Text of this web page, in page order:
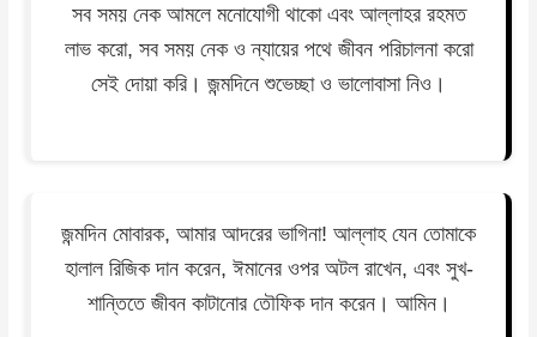
সব সময় নেক আমলে মনোযোগী থাকো এবং আল্লাহর রহমত
লাভ করো, সব সময় নেক ও ন্যায়ের পথে জীবন পরিচালনা করো
সেই দোয়া করি। জন্মদিনে শুভেচ্ছা ও ভালোবাসা নিও।
জন্মদিন মোবারক, আমার আদরের ভাগিনা! আল্লাহ যেন তোমাকে
হালাল রিজিক দান করেন, ঈমানের ওপর অটল রাখেন, এবং সুখ-
শান্তিতে জীবন কাটানোর তৌফিক দান করেন। আমিন।